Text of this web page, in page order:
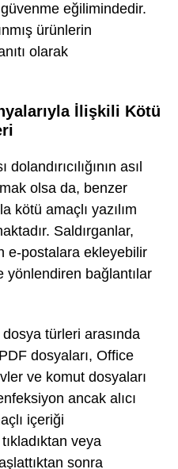
eğilimindedir.
ürünlerin
olarak
İlişkili Kötü
asıl
olsa da, benzer
kötü amaçlı yazılım
Saldırganlar,
e-postalara ekleyebilir
yönlendiren bağlantılar
türleri arasında
dosyaları, Office
ve komut dosyaları
ancak alıcı
içeriği
veya
sonra